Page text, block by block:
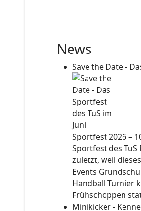
News
Save the Date -
Sportfest 2026 –
Sportfest des
zuletzt, weil
Events
Handball Turnier
Frühschoppen
Minikicker -